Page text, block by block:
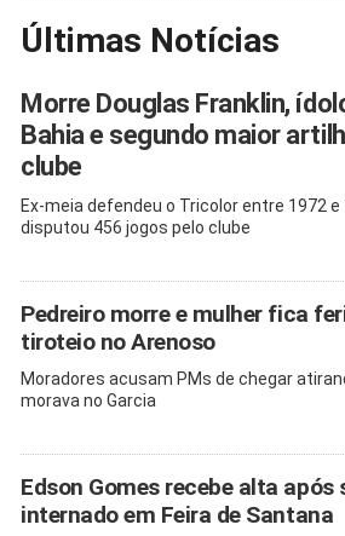
Últimas Notícias
Morre Douglas Franklin,
Bahia e segundo maior
clube
Ex-meia defendeu o Tricolor entre 1972 e
disputou 456 jogos pelo clube
Pedreiro morre e mulher fica
tiroteio no Arenoso
Moradores acusam PMs de chegar
morava no Garcia
Edson Gomes recebe alta após
internado em Feira de Santana